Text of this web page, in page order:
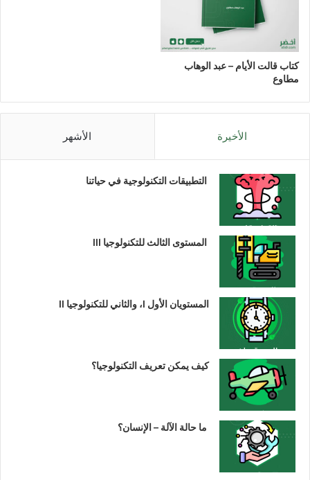
كتاب قالت الأيام – عبد الوهاب
مطاوع
الأخيرة الأشهر
التطبيقات التكنولوجية في حياتنا
المستوى الثالث للتكنولوجيا III
المستويان الأول I، والثاني للتكنولوجيا II
كيف يمكن تعريف التكنولوجيا؟
ما حالة الآلة – الإنسان؟